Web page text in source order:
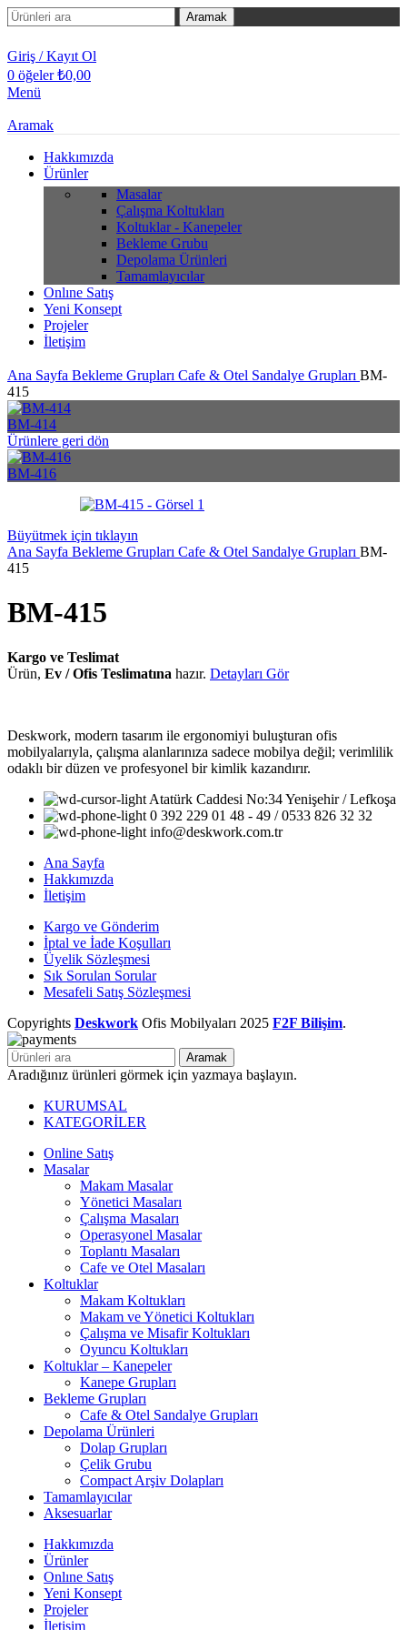
Aramak
Giriş / Kayıt Ol
0 öğeler ₺0,00
Menü
Aramak
Hakkımızda
Ürünler
Masalar
Çalışma Koltukları
Koltuklar - Kanepeler
Bekleme Grubu
Depolama Ürünleri
Tamamlayıcılar
Onlıne Satış
Yeni Konsept
Projeler
İletişim
Ana Sayfa Bekleme Grupları Cafe & Otel Sandalye Grupları BM-
415
BM-414
Ürünlere geri dön
BM-416
Büyütmek için tıklayın
Ana Sayfa Bekleme Grupları Cafe & Otel Sandalye Grupları BM-
415
BM-415
Kargo ve Teslimat
Ürün, Ev / Ofis Teslimatına hazır. Detayları Gör
Deskwork, modern tasarım ile ergonomiyi buluşturan ofis
mobilyalarıyla, çalışma alanlarınıza sadece mobilya değil; verimlilik
odaklı bir düzen ve profesyonel bir kimlik kazandırır.
Atatürk Caddesi No:34 Yenişehir / Lefkoşa
0 392 229 01 48 - 49 / 0533 826 32 32
info@deskwork.com.tr
Ana Sayfa
Hakkımızda
İletişim
Kargo ve Gönderim
İptal ve İade Koşulları
Üyelik Sözleşmesi
Sık Sorulan Sorular
Mesafeli Satış Sözleşmesi
Copyrights Deskwork Ofis Mobilyaları 2025 F2F Bilişim.
Aramak
Aradığınız ürünleri görmek için yazmaya başlayın.
KURUMSAL
KATEGORİLER
Online Satış
Masalar
Makam Masalar
Yönetici Masaları
Çalışma Masaları
Operasyonel Masalar
Toplantı Masaları
Cafe ve Otel Masaları
Koltuklar
Makam Koltukları
Makam ve Yönetici Koltukları
Çalışma ve Misafir Koltukları
Oyuncu Koltukları
Koltuklar – Kanepeler
Kanepe Grupları
Bekleme Grupları
Cafe & Otel Sandalye Grupları
Depolama Ürünleri
Dolap Grupları
Çelik Grubu
Compact Arşiv Dolapları
Tamamlayıcılar
Aksesuarlar
Hakkımızda
Ürünler
Onlıne Satış
Yeni Konsept
Projeler
İletişim